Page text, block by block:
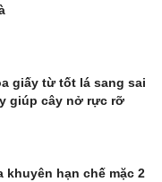
giấy từ tốt lá sang sai
giúp cây nở rực rỡ
khuyên hạn chế mặc 2